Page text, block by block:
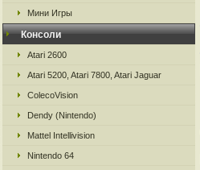
Мини Игры
Консоли
Atari 2600
Atari 5200, Atari 7800, Atari Jaguar
ColecoVision
Dendy (Nintendo)
Mattel Intellivision
Nintendo 64